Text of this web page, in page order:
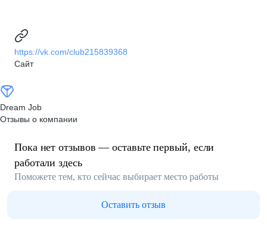
https://vk.com/club215839368
Сайт
Dream Job
Отзывы о компании
Пока нет отзывов — оставьте первый, если
работали здесь
Поможете тем, кто сейчас выбирает место работы
Оставить отзыв